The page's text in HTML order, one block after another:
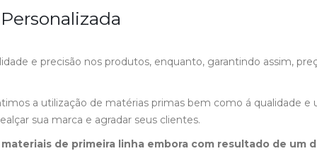
e precisão nos produtos, enquanto, garantindo assim,
a utilização de matérias primas bem como á qualidade
sua marca e agradar seus clientes.
de primeira linha embora com resultado de um